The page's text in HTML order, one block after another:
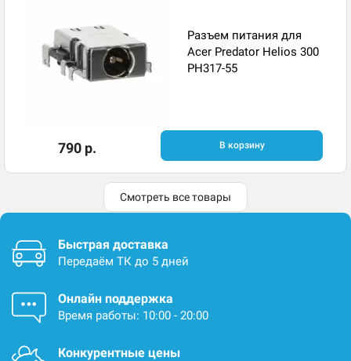
Разъем питания для
Acer Predator Helios 300
PH317-55
790 р. В корзину
Смотреть все товары
Быстрая доставка
Передаём ТК до 5 дней
Онлайн поддержка
Время работы: 10:00 - 20:00
Конкурентные цены